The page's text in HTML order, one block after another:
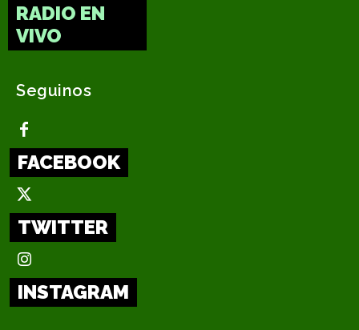
RADIO EN
VIVO
Seguinos
FACEBOOK
TWITTER
INSTAGRAM